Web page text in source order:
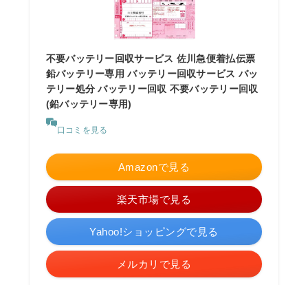
不要バッテリー回収サービス 佐川急便着払伝票
鉛バッテリー専用 バッテリー回収サービス バッ
テリー処分 バッテリー回収 不要バッテリー回収
(鉛バッテリー専用)
口コミを見る
Amazonで見る
楽天市場で見る
Yahoo!ショッピングで見る
メルカリで見る